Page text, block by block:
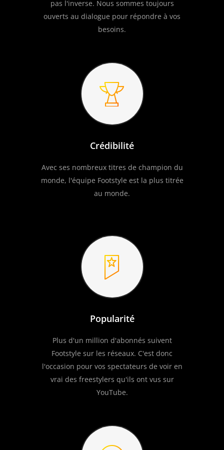
pas l'inverse. Nous sommes toujours
ouverts au dialogue pour répondre à vos
besoins.
Crédibilité
Avec ses nombreux titres de champion du
monde, l'équipe Footstyle est la plus titrée
au monde.
Popularité
Plus d'un million d'abonnés suivent
Footstyle sur les réseaux. C'est donc
l'occasion pour vos spectateurs de voir en
vrai des freestylers qu'ils ont vus sur
YouTube.